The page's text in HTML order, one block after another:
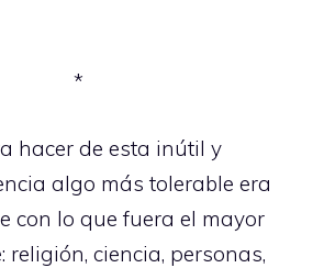
*
hacer de esta inútil y
algo más tolerable era
con lo que fuera el mayor
religión, ciencia, personas,